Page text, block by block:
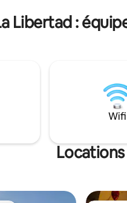
grands arbres,
propre piscine
de vue
que vous
un
et de bien-
rénovée
beauté
la
Sunzal
ordre, à
Libertad :
Wifi